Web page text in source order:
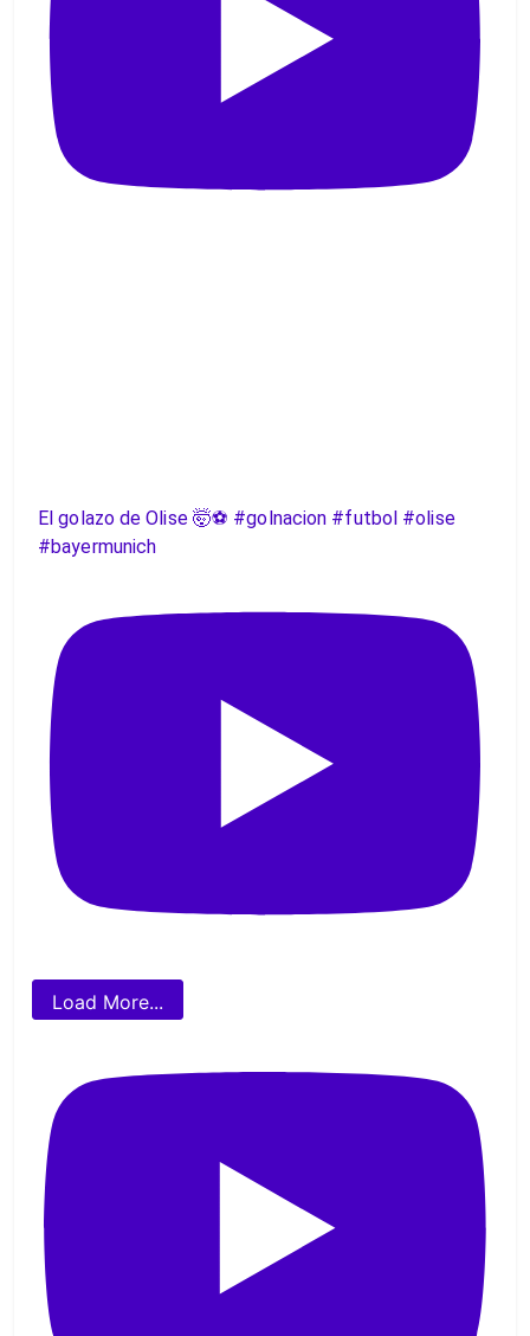
El golazo de Olise 🤯⚽️ #golnacion #futbol #olise
#bayermunich
Load More...